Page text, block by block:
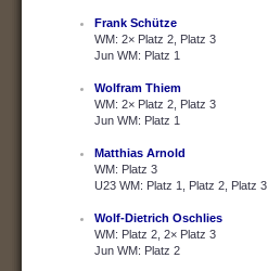
Frank Schütze
WM: 2× Platz 2, Platz 3
Jun WM: Platz 1
Wolfram Thiem
WM: 2× Platz 2, Platz 3
Jun WM: Platz 1
Matthias Arnold
WM: Platz 3
U23 WM: Platz 1, Platz 2, Platz 3
Wolf-Dietrich Oschlies
WM: Platz 2, 2× Platz 3
Jun WM: Platz 2